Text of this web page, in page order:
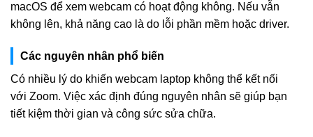
macOS để xem webcam có hoạt động không. Nếu vẫn
không lên, khả năng cao là do lỗi phần mềm hoặc driver.
Các nguyên nhân phổ biến
Có nhiều lý do khiến webcam laptop không thể kết nối
với Zoom. Việc xác định đúng nguyên nhân sẽ giúp bạn
tiết kiệm thời gian và công sức sửa chữa.